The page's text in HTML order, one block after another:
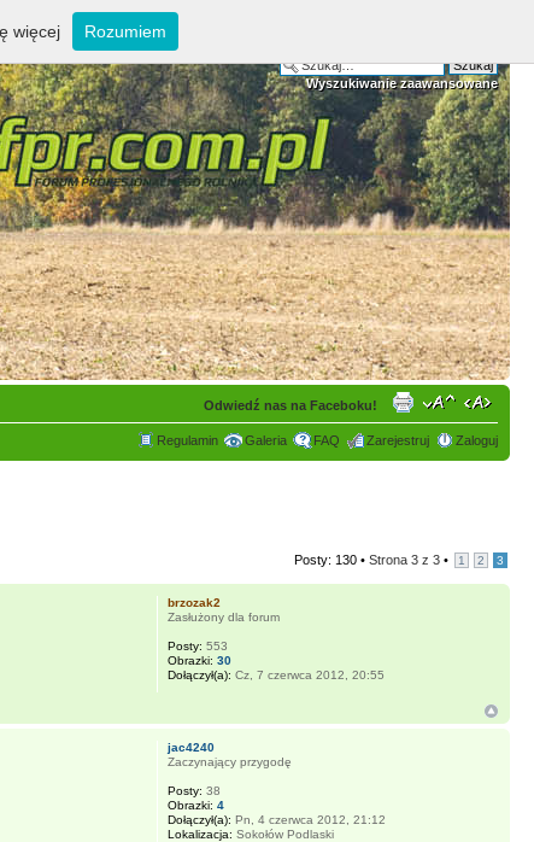
Wyszukiwanie zaawansowane
Odwiedź nas na Faceboku!
Regulamin Galeria FAQ Zarejestruj Zaloguj
Posty: 130 • Strona 3 z 3 • 1 2 3
brzozak2
Zasłużony dla forum
Posty: 553
Obrazki: 30
Dołączył(a): Cz, 7 czerwca 2012, 20:55
jac4240
Zaczynający przygodę
Posty: 38
Obrazki: 4
Dołączył(a): Pn, 4 czerwca 2012, 21:12
Lokalizacja: Sokołów Podlaski
więcej Rozumiem